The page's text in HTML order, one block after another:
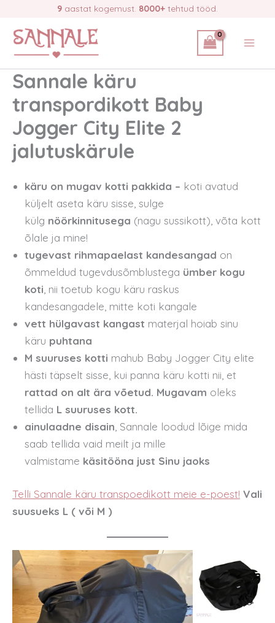
content
9 aastat kogemust. 8000+ tehtud tööd.
Sannale käru
transpordikott Baby
Jogger City Elite 2
jalutuskärule
käru on mugav kotti pakkida – koti avatud
küljelt aseta käru sisse, sulge
külg nöörkinnitusega (nagu sussikott), võta kott
õlale ja mine!
tugevast rihmapaelast kandesangad on
õmmeldud tugevdusõmblustega ümber kogu
koti , nii toetub kogu käru raskus
kandesangadele, mitte koti kangale
vett hülgavast kangast materjal hoiab sinu
käru puhtana
M suuruses kotti mahub Baby Jogger City elite
hästi täpselt sisse, kui panna käru kotti nii, et
rattad on alt ära võetud. Mugavam oleks
tellida L suuruses kott.
ainulaadne disain , Sannale loodud lõige mida
saab tellida vaid meilt ja mille
valmistame käsitööna just Sinu jaoks
Telli Sannale käru transpoedikott meie e-poest! Vali
suusueks L ( või M )